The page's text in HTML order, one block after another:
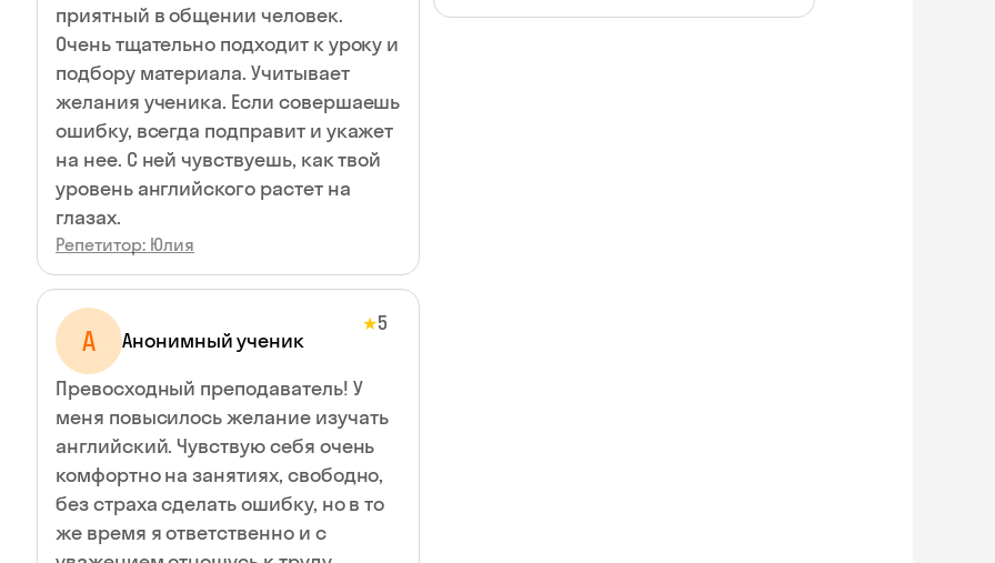
приятный в общении человек.
Очень тщательно подходит к уроку и
подбору материала. Учитывает
желания ученика. Если совершаешь
ошибку, всегда подправит и укажет
на нее. С ней чувствуешь, как твой
уровень английского растет на
глазах.
Репетитор: Юлия
А Анонимный ученик
★5
Превосходный преподаватель! У
меня повысилось желание изучать
английский. Чувствую себя очень
комфортно на занятиях, свободно,
без страха сделать ошибку, но в то
же время я ответственно и с